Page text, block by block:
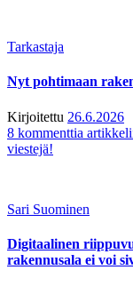
Tarkastaja
Nyt pohtimaan
Kirjoitettu 26.6.2026
8 kommenttia
viestejä!
Sari Suominen
Digitaalinen
rakennusala ei voi